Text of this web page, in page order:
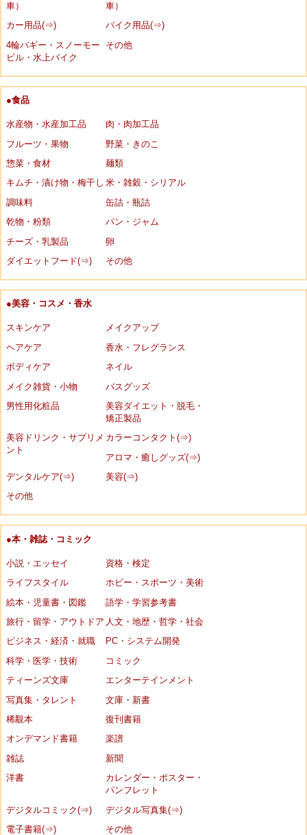
車）
車）
カー用品(⇒)
バイク用品(⇒)
4輪バギー・スノーモー
ビル・水上バイク
その他
●食品
水産物・水産加工品
肉・肉加工品
フルーツ・果物
野菜・きのこ
惣菜・食材
麺類
キムチ・漬け物・梅干し 米・雑穀・シリアル
調味料
缶詰・瓶詰
乾物・粉類
パン・ジャム
チーズ・乳製品
卵
ダイエットフード(⇒)
その他
●美容・コスメ・香水
スキンケア
メイクアップ
ヘアケア
香水・フレグランス
ボディケア
ネイル
メイク雑貨・小物
バスグッズ
男性用化粧品
美容ダイエット・脱毛・
矯正製品
美容ドリンク・サプリメ
ント
カラーコンタクト(⇒)
アロマ・癒しグッズ(⇒)
デンタルケア(⇒)
美容(⇒)
その他
●本・雑誌・コミック
小説・エッセイ
資格・検定
ライフスタイル
ホビー・スポーツ・美術
絵本・児童書・図鑑
語学・学習参考書
旅行・留学・アウトドア 人文・地歴・哲学・社会
ビジネス・経済・就職
PC・システム開発
科学・医学・技術
コミック
ティーンズ文庫
エンターテインメント
写真集・タレント
文庫・新書
稀覯本
復刊書籍
オンデマンド書籍
楽譜
雑誌
新聞
洋書
カレンダー・ポスター・
パンフレット
デジタルコミック(⇒)
デジタル写真集(⇒)
電子書籍(⇒)
その他